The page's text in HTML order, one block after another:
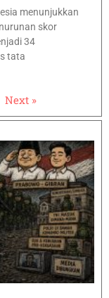
menunjukkan
skor
34
tata
Next »